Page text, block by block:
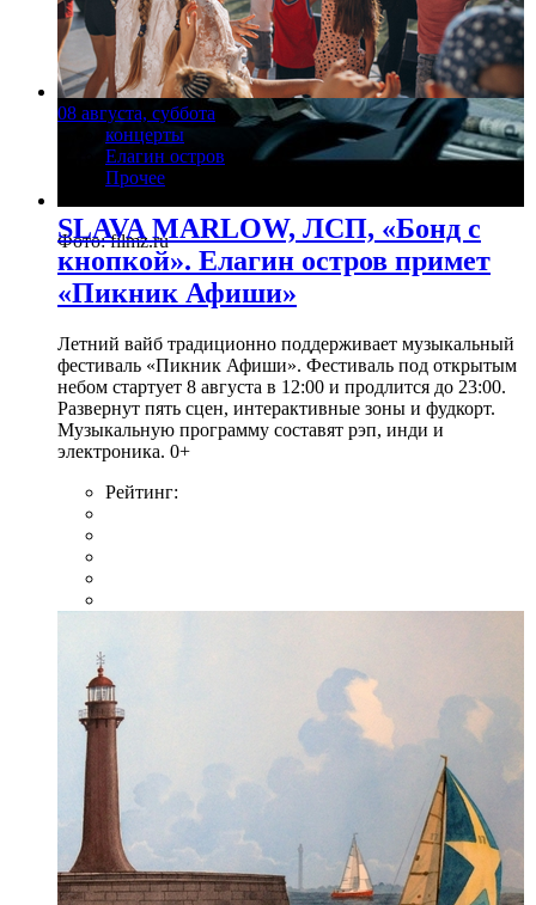
Фото: filmz.ru
08 августа, суббота
концерты
Елагин остров
Прочее
SLAVA MARLOW, ЛСП, «Бонд с
кнопкой». Елагин остров примет
«Пикник Афиши»
Летний вайб традиционно поддерживает музыкальный
фестиваль «Пикник Афиши». Фестиваль под открытым
небом стартует 8 августа в 12:00 и продлится до 23:00.
Развернут пять сцен, интерактивные зоны и фудкорт.
Музыкальную программу составят рэп, инди и
электроника. 0+
Рейтинг: